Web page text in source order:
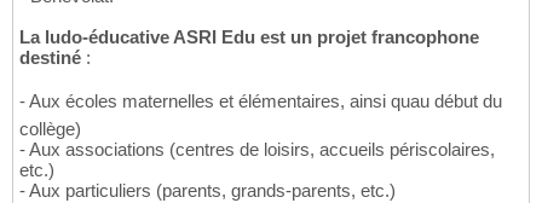
La ludo-éducative ASRI Edu est un projet francophone
destiné :
- Aux écoles maternelles et élémentaires, ainsi quau début du
collège)
- Aux associations (centres de loisirs, accueils périscolaires,
etc.)
- Aux particuliers (parents, grands-parents, etc.)